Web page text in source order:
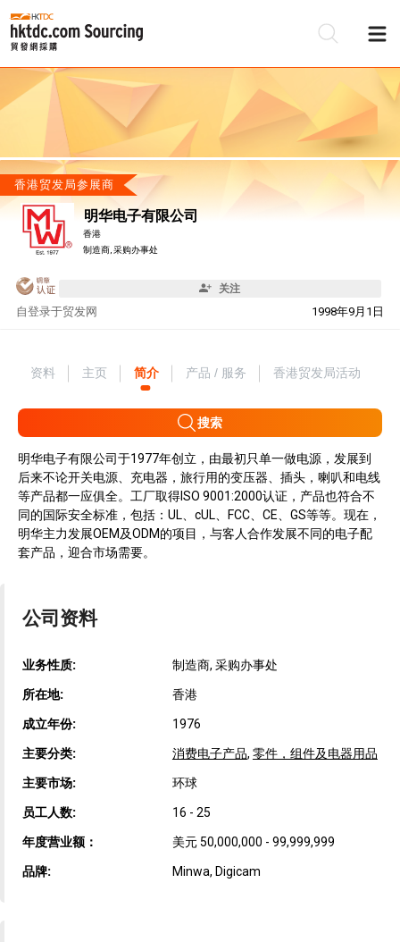
香港贸发局参展商
明华电子有限公司
香港
制造商, 采购办事处
关注
自 1998年9月1日
登录于贸发网
资料 主页 简介 产品 / 服务 香港贸发局活动
搜索
明华电子有限公司于1977年创立，由最初只单一做电源，发展到
后来不论开关电源、充电器，旅行用的变压器、插头，喇叭和电线
等产品都一应俱全。工厂取得ISO 9001:2000认证，产品也符合不
同的国际安全标准，包括：UL、cUL、FCC、CE、GS等等。现在，
明华主力发展OEM及ODM的项目，与客人合作发展不同的电子配
套产品，迎合市场需要。
公司资料
业务性质: 制造商, 采购办事处
所在地: 香港
成立年份: 1976
主要分类: 消费电子产品, 零件，组件及电器用品
主要市场: 环球
员工人数: 16 - 25
年度营业额： 美元 50,000,000 - 99,999,999
品牌: Minwa, Digicam